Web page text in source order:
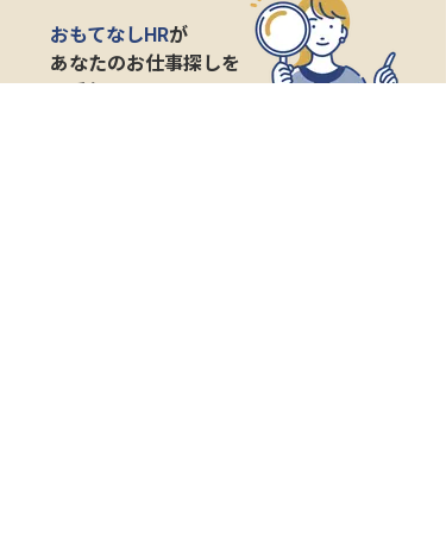
おもてなしHRが
あなたのお仕事探しを